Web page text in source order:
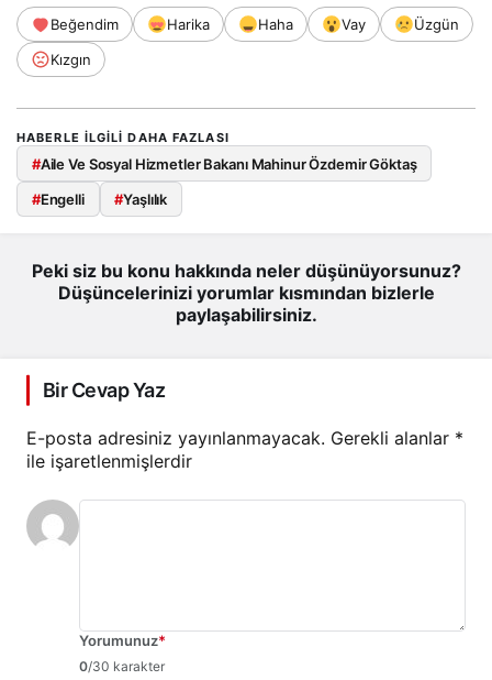
Beğendim Harika Haha Vay
Üzgün
Kızgın
HABERLE ILGILI DAHA FAZLASI
#Aile Ve Sosyal Hizmetler Bakanı Mahinur Özdemir Göktaş
#Engelli #Yaşlılık
Peki siz bu konu hakkında neler düşünüyorsunuz?
Düşüncelerinizi yorumlar kısmından bizlerle
paylaşabilirsiniz.
Bir Cevap Yaz
E-posta adresiniz yayınlanmayacak. Gerekli alanlar *
ile işaretlenmişlerdir
Yorumunuz*
0/30 karakter